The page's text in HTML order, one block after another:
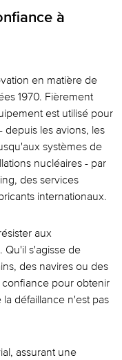
à
en matière de
1970. Fièrement
est utilisé pour
depuis les avions, les
systèmes de
nucléaires - par
des services
internationaux.
aux
Qu'il s'agisse de
des navires ou des
confiance pour obtenir
défaillance n'est pas
assurant une